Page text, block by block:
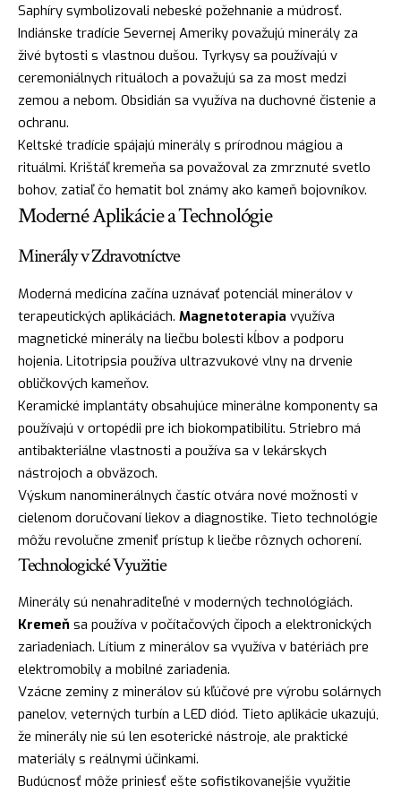
Saphíry symbolizovali nebeské požehnanie a múdrosť.
Indiánske tradície Severnej Ameriky považujú minerály za
živé bytosti s vlastnou dušou. Tyrkysy sa používajú v
ceremoniálnych rituáloch a považujú sa za most medzi
zemou a nebom. Obsidián sa využíva na duchovné čistenie a
ochranu.
Keltské tradície spájajú minerály s prírodnou mágiou a
rituálmi. Krištáľ kremeňa sa považoval za zmrznuté svetlo
bohov, zatiaľ čo hematit bol známy ako kameň bojovníkov.
Moderné Aplikácie a Technológie
Minerály v Zdravotníctve
Moderná medicína začína uznávať potenciál minerálov v
terapeutických aplikáciách. Magnetoterapia využíva
magnetické minerály na liečbu bolesti kĺbov a podporu
hojenia. Litotripsia používa ultrazvukové vlny na drvenie
obličkových kameňov.
Keramické implantáty obsahujúce minerálne komponenty sa
používajú v ortopédii pre ich biokompatibilitu. Striebro má
antibakteriálne vlastnosti a používa sa v lekárskych
nástrojoch a obväzoch.
Výskum nanominerálnych častíc otvára nové možnosti v
cielenom doručovaní liekov a diagnostike. Tieto technológie
môžu revolučne zmeniť prístup k liečbe rôznych ochorení.
Technologické Využitie
Minerály sú nenahraditeľné v moderných technológiách.
Kremeň sa používa v počítačových čipoch a elektronických
zariadeniach. Lítium z minerálov sa využíva v batériách pre
elektromobily a mobilné zariadenia.
Vzácne zeminy z minerálov sú kľúčové pre výrobu solárnych
panelov, veterných turbín a LED diód. Tieto aplikácie ukazujú,
že minerály nie sú len esoterické nástroje, ale praktické
materiály s reálnymi účinkami.
Budúcnosť môže priniesť ešte sofistikovanejšie využitie